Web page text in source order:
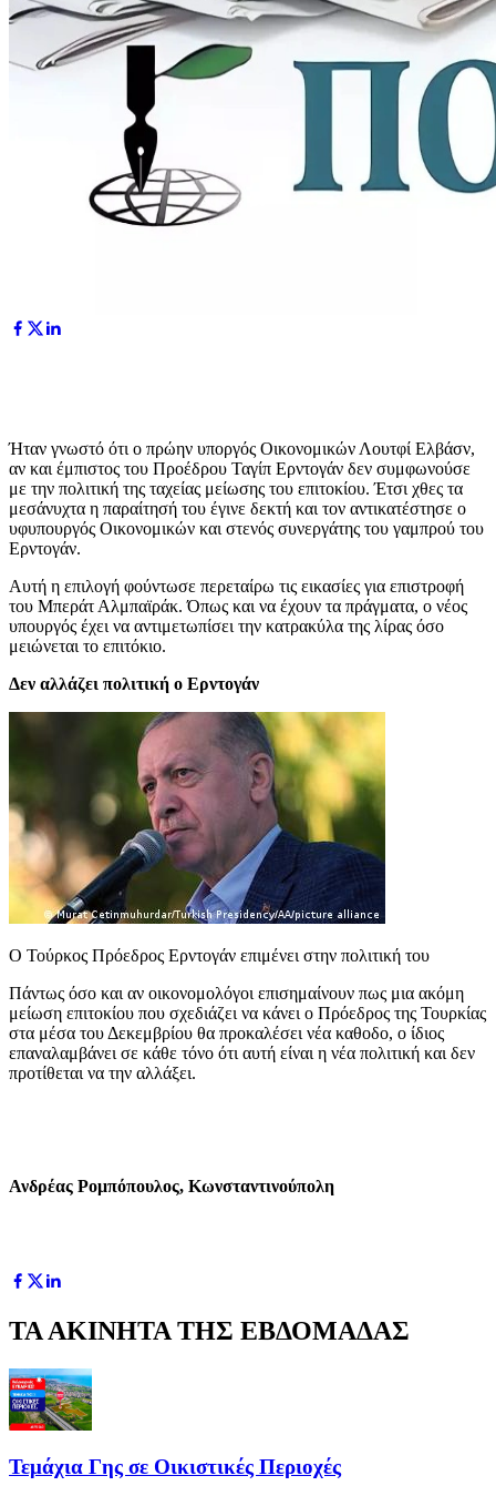
Ήταν γνωστό ότι ο πρώην υποργός Oικονομικών Λουτφί Ελβάσν,
αν και έμπιστος του Προέδρου Ταγίπ Ερντογάν δεν συμφωνούσε
με την πολιτική της ταχείας μείωσης του επιτοκίου. Έτσι χθες τα
μεσάνυχτα η παραίτησή του έγινε δεκτή και τον αντικατέστησε ο
υφυπουργός Οικονομικών και στενός συνεργάτης του γαμπρού του
Ερντογάν.
Αυτή η επιλογή φούντωσε περεταίρω τις εικασίες για επιστροφή
του Μπεράτ Αλμπαϊράκ. Όπως και να έχουν τα πράγματα, ο νέος
υπουργός έχει να αντιμετωπίσει την κατρακύλα της λίρας όσο
μειώνεται το επιτόκιο.
Δεν αλλάζει πολιτική ο Ερντογάν
O Τούρκος Πρόεδρος Ερντογάν επιμένει στην πολιτική του
Πάντως όσο και αν οικονομολόγοι επισημαίνουν πως μια ακόμη
μείωση επιτοκίου που σχεδιάζει να κάνει ο Πρόεδρος της Τουρκίας
στα μέσα του Δεκεμβρίου θα προκαλέσει νέα καθοδο, ο ίδιος
επαναλαμβάνει σε κάθε τόνο ότι αυτή είναι η νέα πολιτική και δεν
προτίθεται να την αλλάξει.
Ανδρέας Ρομπόπουλος, Κωνσταντινούπολη
ΤΑ ΑΚΙΝΗΤΑ ΤΗΣ ΕΒΔΟΜΑΔΑΣ
Τεμάχια Γης σε Οικιστικές Περιοχές